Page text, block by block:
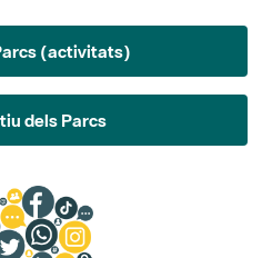
(activitats)
dels Parcs